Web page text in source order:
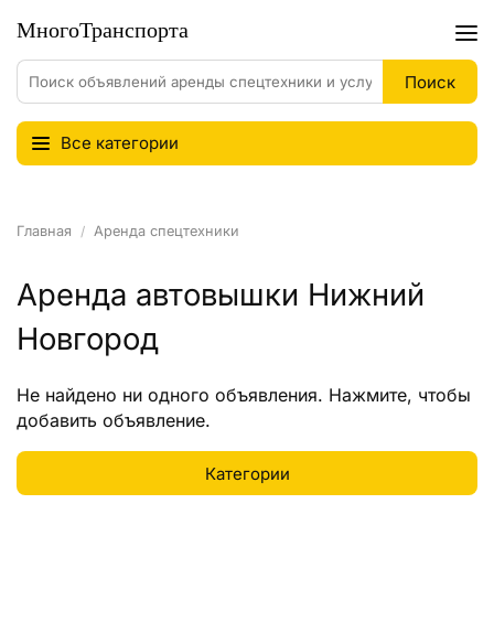
Все категории
Главная Аренда спецтехники
Аренда автовышки Нижний
Новгород
Не найдено ни одного объявления. Нажмите, чтобы
добавить объявление.